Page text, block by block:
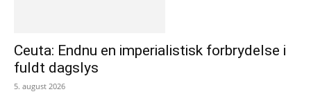
Ceuta: Endnu en imperialistisk forbrydelse i
fuldt dagslys
5. august 2026